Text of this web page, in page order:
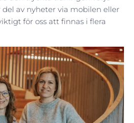
av nyheter via mobilen eller
för oss att finnas i flera